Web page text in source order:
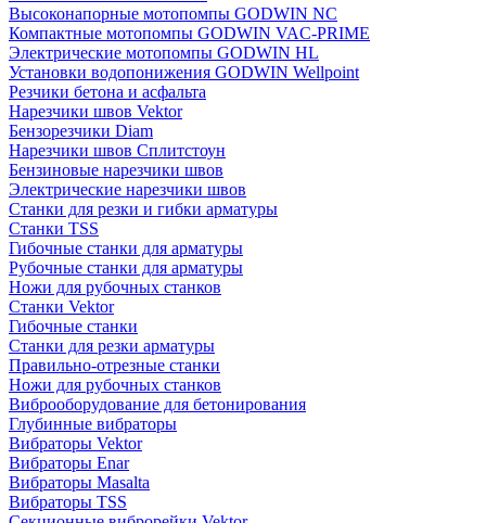
Высоконапорные мотопомпы GODWIN NC
Компактные мотопомпы GODWIN VAC-PRIME
Электрические мотопомпы GODWIN HL
Установки водопонижения GODWIN Wellpoint
Резчики бетона и асфальта
Нарезчики швов Vektor
Бензорезчики Diam
Нарезчики швов Сплитстоун
Бензиновые нарезчики швов
Электрические нарезчики швов
Станки для резки и гибки арматуры
Станки TSS
Гибочные станки для арматуры
Рубочные станки для арматуры
Ножи для рубочных станков
Станки Vektor
Гибочные станки
Станки для резки арматуры
Правильно-отрезные станки
Ножи для рубочных станков
Виброоборудование для бетонирования
Глубинные вибраторы
Вибраторы Vektor
Вибраторы Enar
Вибраторы Masalta
Вибраторы TSS